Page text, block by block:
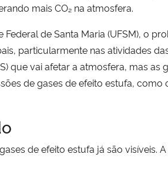
mais CO₂ na atmosfera.
de Santa Maria (UFSM), o
particularmente nas atividades
que vai afetar a atmosfera, mas as
de gases de efeito estufa, como
de efeito estufa já são visíveis.